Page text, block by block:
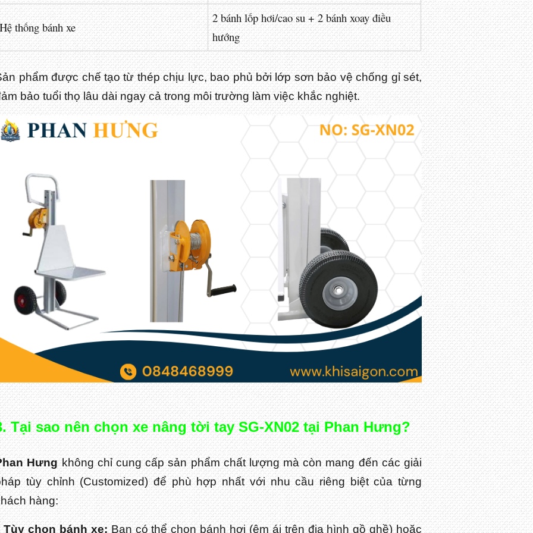
Hệ thống bánh xe
2 bánh lốp hơi/cao su + 2 bánh xoay điều
hướng
phẩm được chế tạo từ thép chịu lực, bao phủ bởi lớp sơn bảo vệ chống gỉ sét,
bảo tuổi thọ lâu dài ngay cả trong môi trường làm việc khắc nghiệt.
Tại sao nên chọn xe nâng tời tay SG-XN02 tại Phan Hưng?
Hưngkhông chỉ cung cấp sản phẩm chất lượng mà còn mang đến các giải
tùy chỉnh (Customized) để phù hợp nhất với nhu cầu riêng biệt của từng
hàng:
Tùy chọn bánh xe:Bạn có thể chọn bánh hơi (êm ái trên địa hình gồ ghề) hoặc